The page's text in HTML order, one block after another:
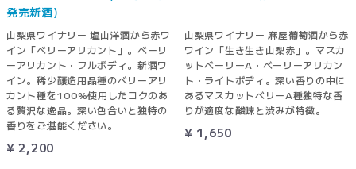
発売新酒)
山梨県ワイナリー 塩山洋酒から赤ワ
イン「ベリーアリカント」。ベーリ
ーアリカント・フルボディ。新酒ワ
イン。稀少醸造用品種のベリーアリ
カント種を100%使用したコクのあ
る贅沢な逸品。深い色合いと独特の
香りをご堪能ください。
¥ 2,200
山梨県ワイナリー 麻屋葡萄酒から赤
ワイン「生き生き山梨赤」。マスカ
ットベーリーA・ベーリーアリカン
ト・ライトボディ。深い香りの中に
あるマスカットベリーA種独特な香
りが適度な酸味と渋みが特徴。
¥ 1,650